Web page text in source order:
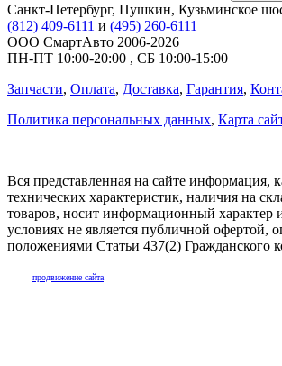
Санкт-Петербург, Пушкин, Кузьминское
(812) 409-6111 и (495) 260-6111
ООО СмартАвто 2006-2026
ПН-ПТ 10:00-20:00 , СБ 10:00-15:00
Запчасти, Оплата, Доставка, Гарантия,
Политика персональных данных, Карта
Вся представленная на сайте информация,
технических характеристик, наличия на
товаров, носит информационный характер
условиях не является публичной офертой,
положениями Статьи 437(2) Гражданского
продвижение сайта